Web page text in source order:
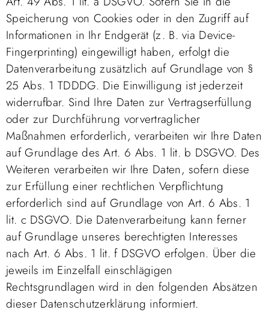
Speicherung von Cookies oder in den Zugriff auf
Informationen in Ihr Endgerät (z. B. via Device-
Fingerprinting) eingewilligt haben, erfolgt die
Datenverarbeitung zusätzlich auf Grundlage von §
25 Abs. 1 TDDDG. Die Einwilligung ist jederzeit
widerrufbar. Sind Ihre Daten zur Vertragserfüllung
oder zur Durchführung vorvertraglicher
Maßnahmen erforderlich, verarbeiten wir Ihre Daten
auf Grundlage des Art. 6 Abs. 1 lit. b DSGVO. Des
Weiteren verarbeiten wir Ihre Daten, sofern diese
zur Erfüllung einer rechtlichen Verpflichtung
erforderlich sind auf Grundlage von Art. 6 Abs. 1
lit. c DSGVO. Die Datenverarbeitung kann ferner
auf Grundlage unseres berechtigten Interesses
nach Art. 6 Abs. 1 lit. f DSGVO erfolgen. Über die
jeweils im Einzelfall einschlägigen
Rechtsgrundlagen wird in den folgenden Absätzen
dieser Datenschutzerklärung informiert.